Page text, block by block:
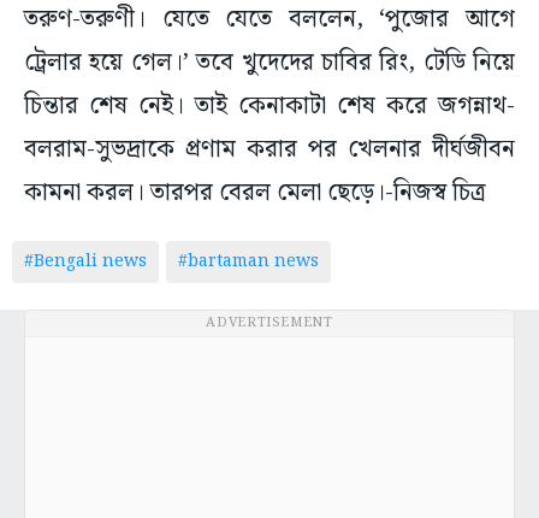
তরুণ-তরুণী। যেতে যেতে বললেন, ‘পুজোর আগে
ট্রেলার হয়ে গেল।’ তবে খুদেদের চাবির রিং, টেডি নিয়ে
চিন্তার শেষ নেই। তাই কেনাকাটা শেষ করে জগন্নাথ-
বলরাম-সুভদ্রাকে প্রণাম করার পর খেলনার দীর্ঘজীবন
কামনা করল। তারপর বেরল মেলা ছেড়ে।-নিজস্ব চিত্র
#Bengali news #bartaman news
ADVERTISEMENT